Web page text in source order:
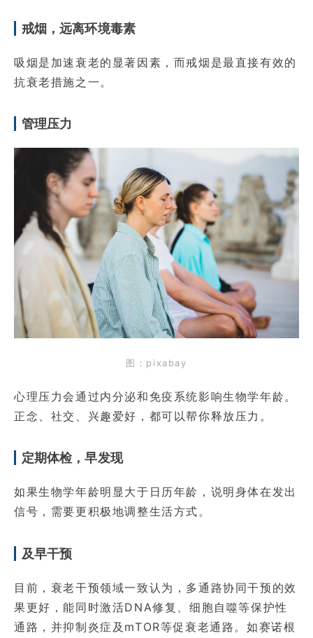
戒烟，远离环境毒素
吸烟是加速衰老的显著因素，而戒烟是最直接有效的
抗衰老措施之一。
管理压力
图：pixabay
心理压力会通过内分泌和免疫系统影响生物学年龄。
正念、社交、兴趣爱好，都可以帮你释放压力。
定期体检，早发现
如果生物学年龄明显大于日历年龄，说明身体在发出
信号，需要更积极地调整生活方式。
及早干预
目前，衰老干预领域一致认为，多通路协同干预的效
果更好，能同时激活DNA修复、细胞自噬等保护性
通路，并抑制炎症及mTOR等促衰老通路。如赛诺根